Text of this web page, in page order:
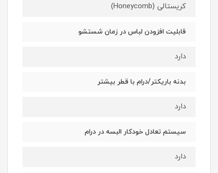
کریستالی (Honeycomb)
قابلیت افزودن لباس در زمان شستشو
دارد
بدنه باریکتر/درام با قطر بیشتر
دارد
سیستم تعادل خودکار البسه در درام
دارد